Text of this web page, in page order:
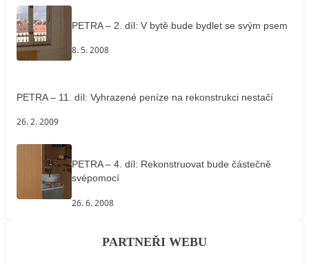
PETRA – 2. díl: V bytě bude bydlet se svým psem
8. 5. 2008
PETRA – 11. díl: Vyhrazené peníze na rekonstrukci nestačí
26. 2. 2009
PETRA – 4. díl: Rekonstruovat bude částečně
svépomocí
26. 6. 2008
PARTNEŘI WEBU